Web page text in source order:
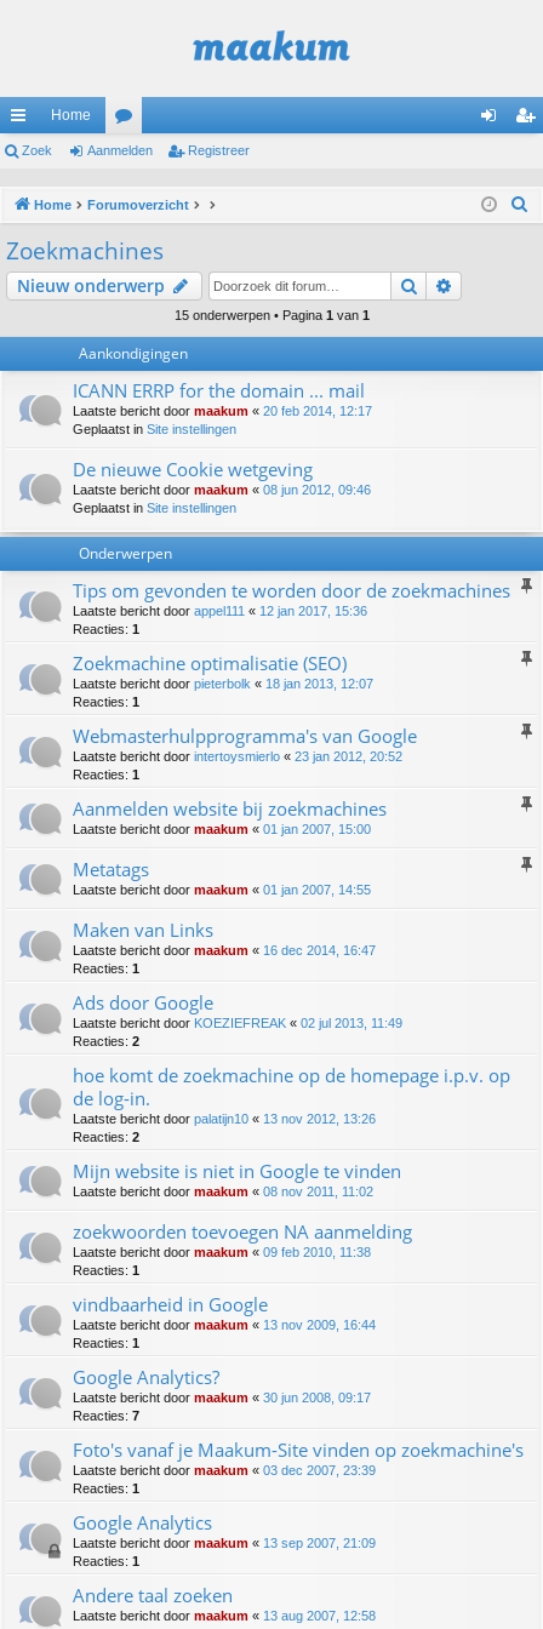
ne
lin
ks
Home
or
m
s
el re
Zoek Aanmelden Registreer
Home Forumoverzicht
Zoekmachines
Nieuw onderwerp Zoek
15 onderwerpen • Pagina 1 van 1
Aankondigingen
ICANN ERRP for the domain ... mail
Laatste bericht door maakum « 20 feb 2014, 12:17
Geplaatst in Site instellingen
De nieuwe Cookie wetgeving
Laatste bericht door maakum « 08 jun 2012, 09:46
Geplaatst in Site instellingen
Onderwerpen
Tips om gevonden te worden door de zoekmachines
Laatste bericht door appel111 « 12 jan 2017, 15:36
Reacties: 1
Zoekmachine optimalisatie (SEO)
Laatste bericht door pieterbolk « 18 jan 2013, 12:07
Reacties: 1
Webmasterhulpprogramma's van Google
Laatste bericht door intertoysmierlo « 23 jan 2012, 20:52
Reacties: 1
Aanmelden website bij zoekmachines
Laatste bericht door maakum « 01 jan 2007, 15:00
Metatags
Laatste bericht door maakum « 01 jan 2007, 14:55
Maken van Links
Laatste bericht door maakum « 16 dec 2014, 16:47
Reacties: 1
Ads door Google
Laatste bericht door KOEZIEFREAK « 02 jul 2013, 11:49
Reacties: 2
hoe komt de zoekmachine op de homepage i.p.v. op
de log-in.
Laatste bericht door palatijn10 « 13 nov 2012, 13:26
Reacties: 2
Mijn website is niet in Google te vinden
Laatste bericht door maakum « 08 nov 2011, 11:02
zoekwoorden toevoegen NA aanmelding
Laatste bericht door maakum « 09 feb 2010, 11:38
Reacties: 1
vindbaarheid in Google
Laatste bericht door maakum « 13 nov 2009, 16:44
Reacties: 1
Google Analytics?
Laatste bericht door maakum « 30 jun 2008, 09:17
Reacties: 7
Foto's vanaf je Maakum-Site vinden op zoekmachine's
Laatste bericht door maakum « 03 dec 2007, 23:39
Reacties: 1
Google Analytics
Laatste bericht door maakum « 13 sep 2007, 21:09
Reacties: 1
Andere taal zoeken
Laatste bericht door maakum « 13 aug 2007, 12:58